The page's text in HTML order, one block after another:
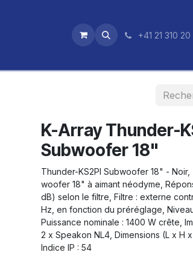
+41 21 310
K-Array Thunder-
Subwoofer 18"
Thunder-KS2PI Subwoofer 18" -
woofer 18" à aimant néodyme,
dB) selon le filtre, Filtre : externe
Hz, en fonction du préréglage,
Puissance nominale : 1400 W crête,
2 x Speakon NL4, Dimensions (L x H
Indice IP : 54